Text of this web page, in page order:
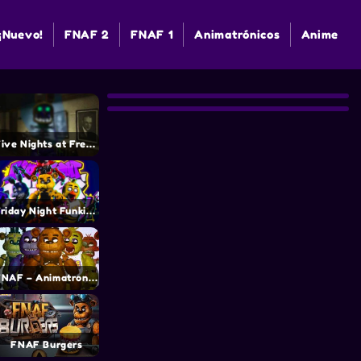
FNAF 2 FNAF 1 Animatrónicos Anime
Five Nights at Freddy’s Fans
Friday Night Funkin’ vs FNaF 1
FNAF – Animatronic Simulator
FNAF Burgers